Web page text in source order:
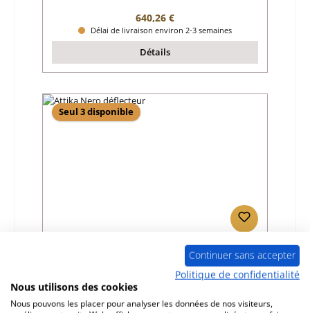
Prix régulier :
640,26 €
Délai de livraison environ 2-3 semaines
Détails
Seul 3 disponible
Attika Nero déflecteur
Référence du produit:
Fabricant:Attika
Continuer sans accepter
Politique de confidentialité
Nous utilisons des cookies
Nous pouvons les placer pour analyser les données de nos visiteurs,